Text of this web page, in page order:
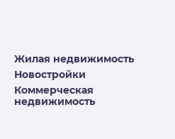
Жилая недвижимость
Новостройки
Коммерческая
недвижимость